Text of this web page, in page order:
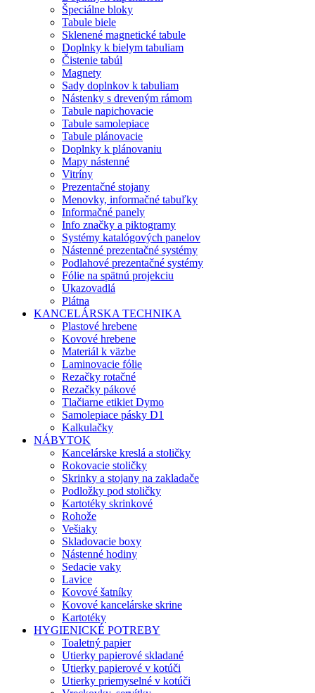
Špeciálne bloky
Tabule biele
Sklenené magnetické tabule
Doplnky k bielym tabuliam
Čistenie tabúl
Magnety
Sady doplnkov k tabuliam
Nástenky s dreveným rámom
Tabule napichovacie
Tabule samolepiace
Tabule plánovacie
Doplnky k plánovaniu
Mapy nástenné
Vitríny
Prezentačné stojany
Menovky, informačné tabuľky
Informačné panely
Info značky a piktogramy
Systémy katalógových panelov
Nástenné prezentačné systémy
Podlahové prezentačné systémy
Fólie na spätnú projekciu
Ukazovadlá
Plátna
KANCELÁRSKA TECHNIKA
Plastové hrebene
Kovové hrebene
Materiál k väzbe
Laminovacie fólie
Rezačky rotačné
Rezačky pákové
Tlačiarne etikiet Dymo
Samolepiace pásky D1
Kalkulačky
NÁBYTOK
Kancelárske kreslá a stoličky
Rokovacie stoličky
Skrinky a stojany na zakladače
Podložky pod stoličky
Kartotéky skrinkové
Rohože
Vešiaky
Skladovacie boxy
Nástenné hodiny
Sedacie vaky
Lavice
Kovové šatníky
Kovové kancelárske skrine
Kartotéky
HYGIENICKÉ POTREBY
Toaletný papier
Utierky papierové skladané
Utierky papierové v kotúči
Utierky priemyselné v kotúči